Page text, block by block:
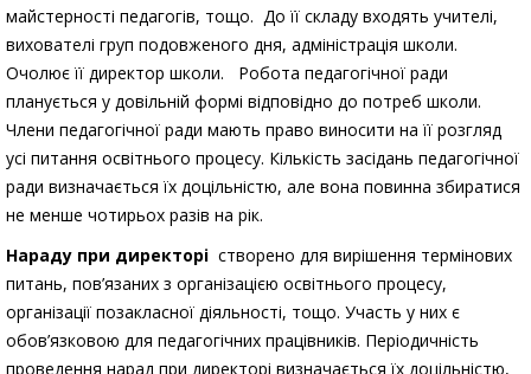
майстерності педагогів, тощо. До її складу входять учителі,
вихователі груп подовженого дня, адміністрація школи.
Очолює її директор школи. Робота педагогічної ради
планується у довільній формі відповідно до потреб школи.
Члени педагогічної ради мають право виносити на її розгляд
усі питання освітнього процесу. Кількість засідань педагогічної
ради визначається їх доцільністю, але вона повинна збиратися
не менше чотирьох разів на рік.
Нараду при директорі створено для вирішення термінових
питань, пов’язаних з організацією освітнього процесу,
організації позакласної діяльності, тощо. Участь у них є
обов’язковою для педагогічних працівників. Періодичність
проведення нарад при директорі визначається їх доцільністю,